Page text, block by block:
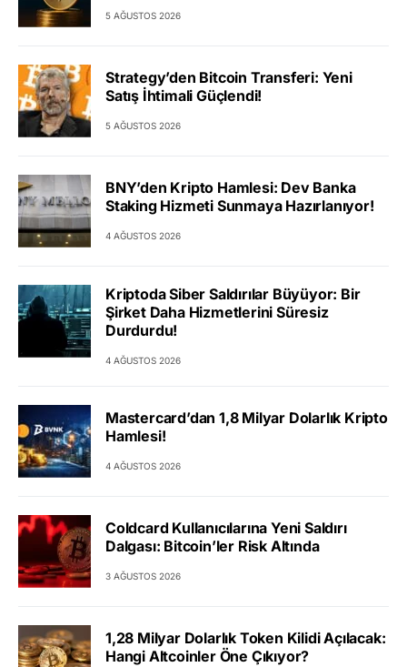
5 AĞUSTOS 2026
Strategy’den Bitcoin Transferi: Yeni
Satış İhtimali Güçlendi!
5 AĞUSTOS 2026
BNY’den Kripto Hamlesi: Dev Banka
Staking Hizmeti Sunmaya Hazırlanıyor!
4 AĞUSTOS 2026
Kriptoda Siber Saldırılar Büyüyor: Bir
Şirket Daha Hizmetlerini Süresiz
Durdurdu!
4 AĞUSTOS 2026
Mastercard’dan 1,8 Milyar Dolarlık Kripto
Hamlesi!
4 AĞUSTOS 2026
Coldcard Kullanıcılarına Yeni Saldırı
Dalgası: Bitcoin’ler Risk Altında
3 AĞUSTOS 2026
1,28 Milyar Dolarlık Token Kilidi Açılacak:
Hangi Altcoinler Öne Çıkıyor?